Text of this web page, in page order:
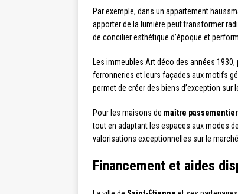
Par exemple, dans un appartement
apporter de la lumière peut transformer
de concilier esthétique d’époque et
Les immeubles Art déco des années
ferronneries et leurs façades aux motifs
permet de créer des biens d’exception sur
Pour les maisons de maître passementier
tout en adaptant les espaces aux modes
valorisations exceptionnelles sur le marché
Financement et aides